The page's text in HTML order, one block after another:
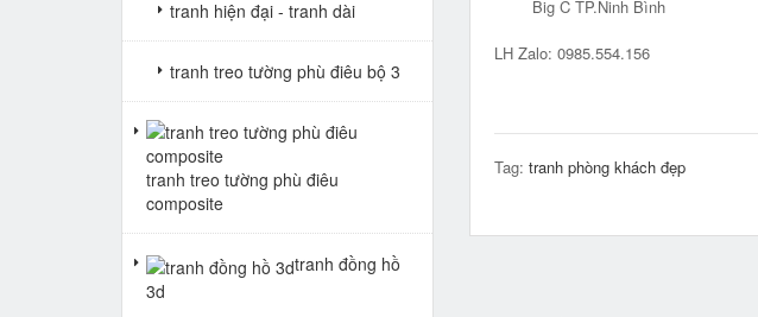
Big C TP.Ninh Bình
LH Zalo: 0985.554.156
Tag: tranh phòng khách đẹp
tranh hiện đại - tranh dài
tranh treo tường phù điêu bộ 3
tranh treo tường phù điêu
composite
tranh đồng hồ
3d